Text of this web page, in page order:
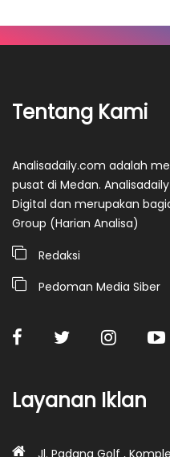
Tentang Kami
Analisadaily.com adalah
pusat di Medan.
Digital dan merupakan
Group (Harian Analisa)
Redaksi
Pedoman Media Siber
Layanan Iklan
Jl. Padang Golf ,